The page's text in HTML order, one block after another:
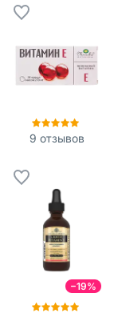
9 отзывов
−19%